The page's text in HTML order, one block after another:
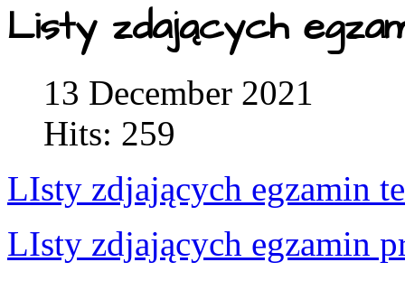
Listy zdających
13 December 2021
Hits: 259
LIsty zdjających egzamin
LIsty zdjających egzamin